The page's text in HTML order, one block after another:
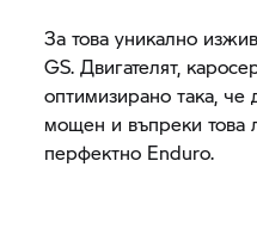
За това уникално
GS. Двигателят,
оптимизирано така,
мощен и въпреки това
перфектно Enduro.